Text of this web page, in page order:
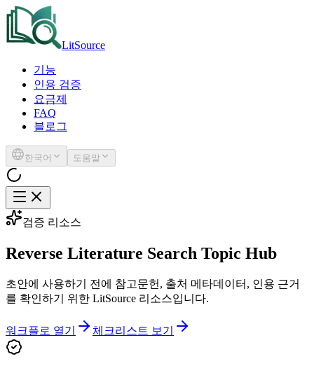
LitSource
기능
인용 검증
요금제
FAQ
블로그
한국어 도움말
검증 리소스
Reverse Literature Search Topic Hub
초안에 사용하기 전에 참고문헌, 출처 메타데이터, 인용 근거
를 확인하기 위한 LitSource 리소스입니다.
워크플로 열기 체크리스트 보기